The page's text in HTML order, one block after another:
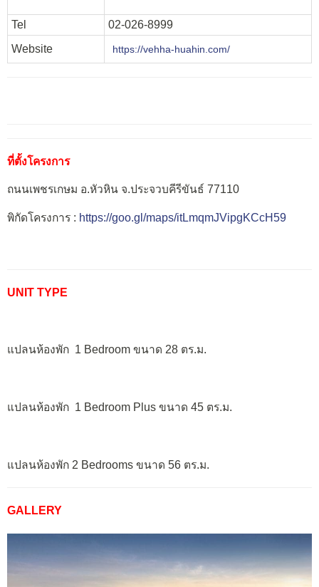
Tel
02-026-8999
Website
https://vehha-huahin.com/
ที่ตั้งโครงการ
ถนนเพชรเกษม อ.หัวหิน จ.ประจวบคีรีขันธ์ 77110
พิกัดโครงการ : https://goo.gl/maps/itLmqmJVipgKCcH59
UNIT TYPE
แปลนห้องพัก 1 Bedroom ขนาด 28 ตร.ม.
แปลนห้องพัก 1 Bedroom Plus ขนาด 45 ตร.ม.
แปลนห้องพัก 2 Bedrooms ขนาด 56 ตร.ม.
GALLERY